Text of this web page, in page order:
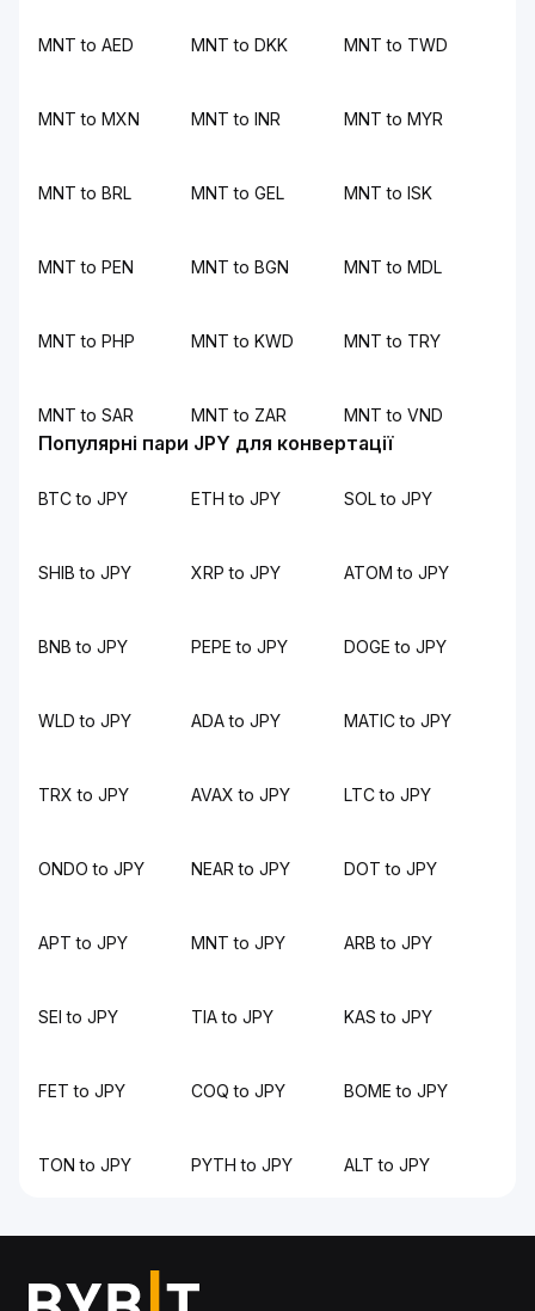
MNT to AED MNT to DKK MNT to TWD
MNT to MXN MNT to INR MNT to MYR
MNT to BRL MNT to GEL MNT to ISK
MNT to PEN MNT to BGN MNT to MDL
MNT to PHP MNT to KWD MNT to TRY
MNT to SAR MNT to ZAR MNT to VND
Популярні пари JPY для конвертації
BTC to JPY ETH to JPY SOL to JPY
SHIB to JPY XRP to JPY ATOM to JPY
BNB to JPY PEPE to JPY DOGE to JPY
WLD to JPY ADA to JPY MATIC to JPY
TRX to JPY AVAX to JPY LTC to JPY
ONDO to JPY NEAR to JPY DOT to JPY
APT to JPY MNT to JPY ARB to JPY
SEI to JPY TIA to JPY KAS to JPY
FET to JPY COQ to JPY BOME to JPY
TON to JPY PYTH to JPY ALT to JPY